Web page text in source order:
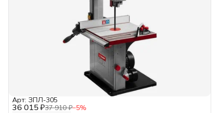
36 015 ₽37 910 ₽−5%
Арт: ЗПЛ-305